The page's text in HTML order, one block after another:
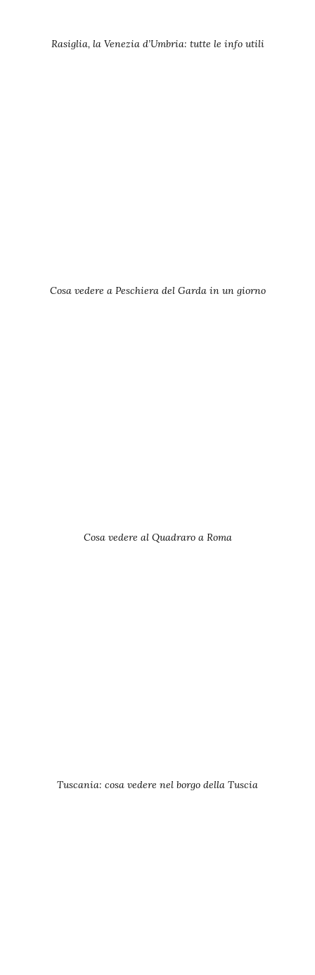
Rasiglia, la Venezia d’Umbria: tutte le info utili
Cosa vedere a Peschiera del Garda in un giorno
Cosa vedere al Quadraro a Roma
Tuscania: cosa vedere nel borgo della Tuscia